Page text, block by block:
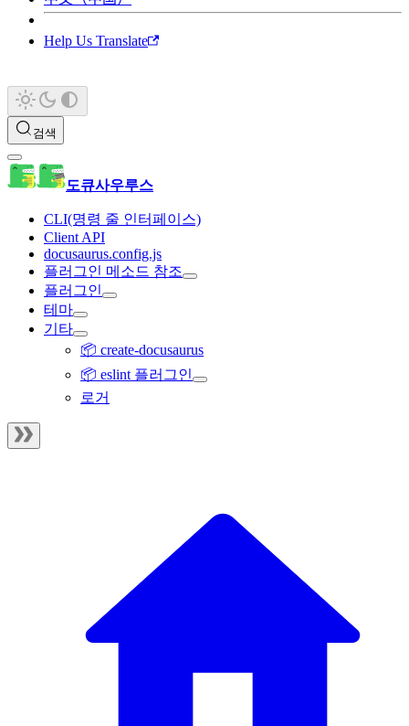
Help Us Translate
검색
도큐사우루스
CLI(명령 줄 인터페이스)
Client API
docusaurus.config.js
플러그인 메소드 참조
플러그인
테마
기타
📦 create-docusaurus
📦 eslint 플러그인
로거